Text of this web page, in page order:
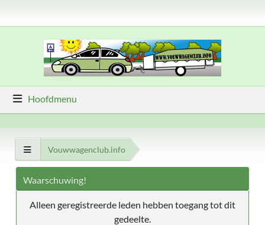
Hoofdmenu
Vouwwagenclub.info
Waarschuwing!
Alleen geregistreerde leden hebben toegang tot dit
gedeelte.